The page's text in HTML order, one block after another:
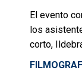
El evento
los
corto,